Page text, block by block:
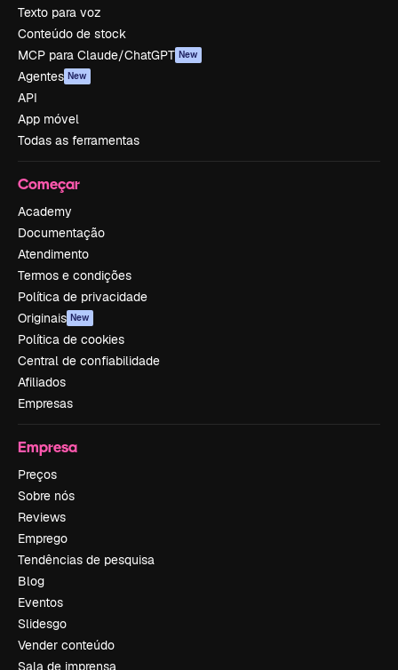
Texto para voz
Conteúdo de stock
MCP para Claude/ChatGPT New
Agentes New
API
App móvel
Todas as ferramentas
Começar
Academy
Documentação
Atendimento
Termos e condições
Política de privacidade
Originais New
Política de cookies
Central de confiabilidade
Afiliados
Empresas
Empresa
Preços
Sobre nós
Reviews
Emprego
Tendências de pesquisa
Blog
Eventos
Slidesgo
Vender conteúdo
Sala de imprensa